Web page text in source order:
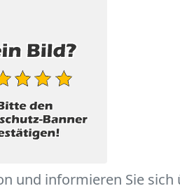
und informieren Sie sich